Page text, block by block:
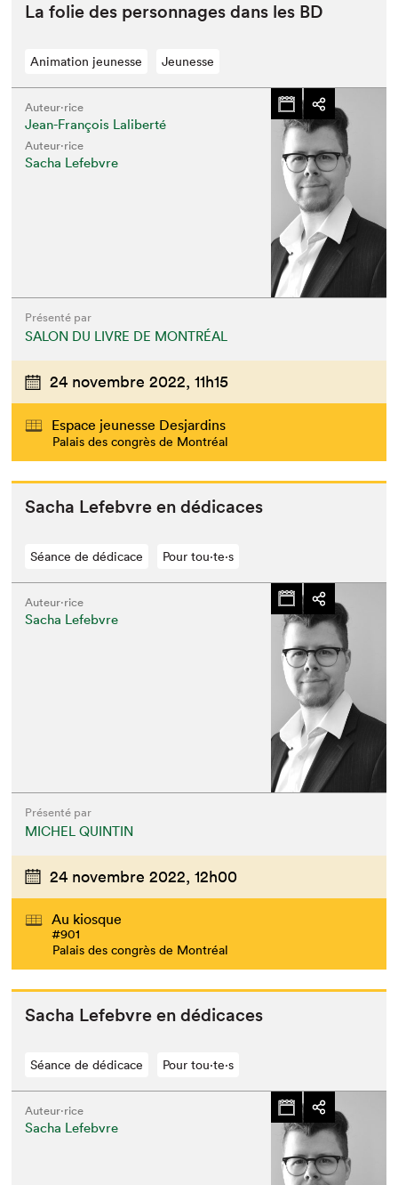
La folie des per­son­nages dans les BD
Animation jeunesse Jeunesse
Auteur·rice
Jean-François Laliberté
Auteur·rice
Sacha Lefebvre
Présenté par
SALON DU LIVRE DE MONTRÉAL
24 novembre 2022, 11h15
Espace jeunesse Desjardins
Palais des congrès de Montréal
Sacha Lefeb­vre en dédicaces
Séance de dédicace Pour tou⋅te⋅s
Auteur·rice
Sacha Lefebvre
Présenté par
MICHEL QUINTIN
24 novembre 2022, 12h00
Au kiosque
#901
Palais des congrès de Montréal
Sacha Lefeb­vre en dédicaces
Séance de dédicace Pour tou⋅te⋅s
Auteur·rice
Sacha Lefebvre